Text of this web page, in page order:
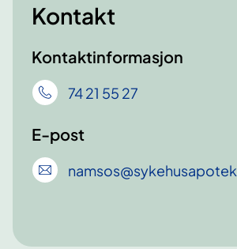
Kontakt
Kontaktinformasjon
74 21 55 27
E-post
namsos